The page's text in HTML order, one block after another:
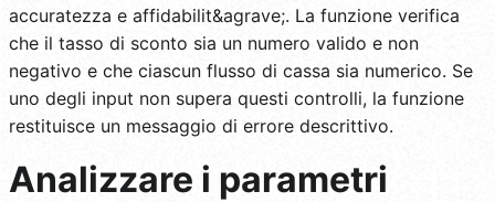
accuratezza e affidabilit&agrave;. La funzione verifica
che il tasso di sconto sia un numero valido e non
negativo e che ciascun flusso di cassa sia numerico. Se
uno degli input non supera questi controlli, la funzione
restituisce un messaggio di errore descrittivo.
Analizzare i parametri